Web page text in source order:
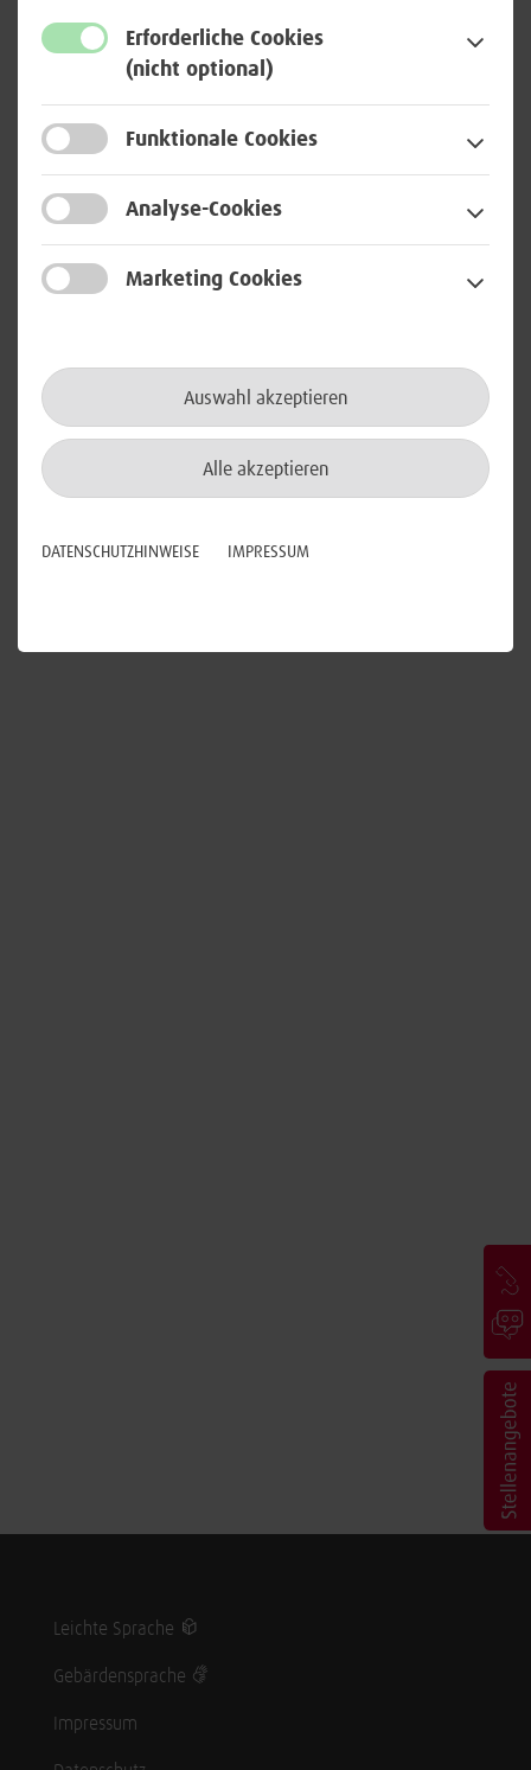
Erforderliche Cookies
(nicht optional)
Funktionale Cookies
Analyse-Cookies
Marketing Cookies
Auswahl akzeptieren
Alle akzeptieren
DATENSCHUTZHINWEISE IMPRESSUM
im Einsatz.
Mehr erfahren
Digitalisierung
Digitalisierung von Prozessen und Aufgaben für
mehr Effizienz.
Leichte Sprache
Gebärdensprache
Impressum